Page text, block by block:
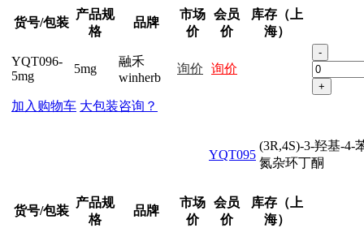
货号/包装
产品规
格
品牌
市场
价
会员
价
库存（上
海）
YQT096-
5mg
5mg
融禾
winherb
询价 询价
-
+
加入购物车 大包装咨询？
YQT095
(3R,4S)-3-羟基-4-
氮杂环丁酮
货号/包装
产品规
格
品牌
市场
价
会员
价
库存（上
海）